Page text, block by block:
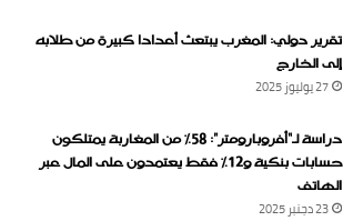
تقرير دولي: المغرب يبتعث أعدادا كبيرة من طلابه
إلى الخارج
27 يوليوز 2025
دراسة لـ“أفروبارومتر”: 58٪ من المغاربة يمتلكون
حسابات بنكية و12٪ فقط يعتمدون على المال عبر
الهاتف
23 دجنبر 2025